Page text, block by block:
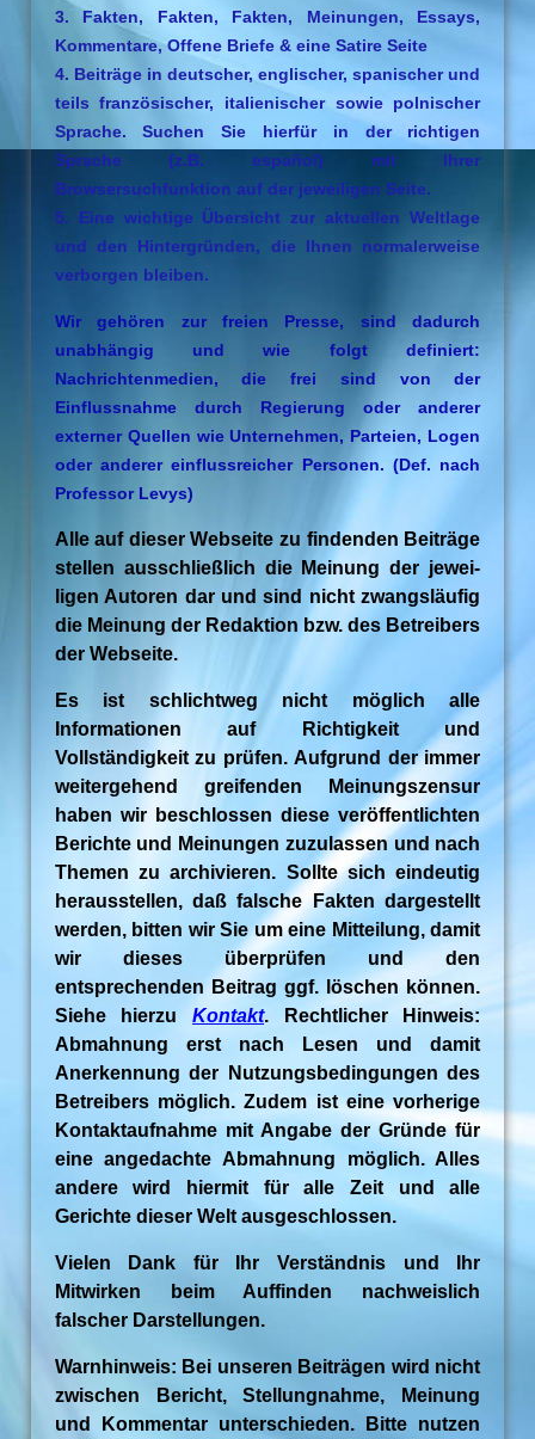
3. Fakten, Fakten, Fakten, Meinungen, Essays,
Kommentare, Offene Briefe & eine Satire Seite
4. Beiträge in deutscher, englischer, spanischer und
teils französischer, italienischer sowie polnischer
Sprache. Suchen Sie hierfür in der richtigen
Sprache (z.B. español) mit Ihrer
Browsersuchfunktion auf der jeweiligen Seite.
5. Eine wichtige Übersicht zur aktuellen Weltlage
und den Hintergründen, die Ihnen normalerweise
verborgen bleiben.
Wir gehören zur freien Presse, sind dadurch
unabhängig und wie folgt definiert:
Nachrichtenmedien, die frei sind von der
Einflussnahme durch Regierung oder anderer
externer Quellen wie Unternehmen, Parteien, Logen
oder anderer einflussreicher Personen. (Def. nach
Professor Levys)
Alle auf dieser Webseite zu findenden Beiträge
stellen ausschließlich die Meinung der jewei-
ligen Autoren dar und sind nicht zwangsläufig
die Meinung der Redaktion bzw. des Betreibers
der Webseite.
Es ist schlichtweg nicht möglich alle
Informationen auf Richtigkeit und
Vollständigkeit zu prüfen. Aufgrund der immer
weitergehend greifenden Meinungszensur
haben wir beschlossen diese veröffentlichten
Berichte und Meinungen zuzulassen und nach
Themen zu archivieren. Sollte sich eindeutig
herausstellen, daß falsche Fakten dargestellt
werden, bitten wir Sie um eine Mitteilung, damit
wir dieses überprüfen und den
entsprechenden Beitrag ggf. löschen können.
Siehe hierzu Kontakt. Rechtlicher Hinweis:
Abmahnung erst nach Lesen und damit
Anerkennung der Nutzungsbedingungen des
Betreibers möglich. Zudem ist eine vorherige
Kontaktaufnahme mit Angabe der Gründe für
eine angedachte Abmahnung möglich. Alles
andere wird hiermit für alle Zeit und alle
Gerichte dieser Welt ausgeschlossen.
Vielen Dank für Ihr Verständnis und Ihr
Mitwirken beim Auffinden nachweislich
falscher Darstellungen.
Warnhinweis: Bei unseren Beiträgen wird nicht
zwischen Bericht, Stellungnahme, Meinung
und Kommentar unterschieden. Bitte nutzen